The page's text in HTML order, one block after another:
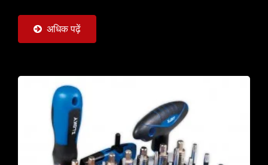
अधिक पढ़ें